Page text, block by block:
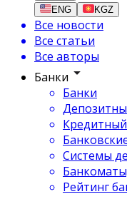
ENG KGZ
Все новости
Все статьи
Все авторы
Банки
Банки
Системы
Рейтинг